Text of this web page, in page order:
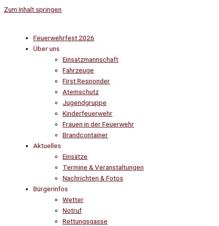
Zum Inhalt springen
Feuerwehrfest 2026
Über uns
Einsatzmannschaft
Fahrzeuge
First Responder
Atemschutz
Jugendgruppe
Kinderfeuerwehr
Frauen in der Feuerwehr
Brandcontainer
Aktuelles
Einsätze
Termine & Veranstaltungen
Nachrichten & Fotos
Bürgerinfos
Wetter
Notruf
Rettungsgasse